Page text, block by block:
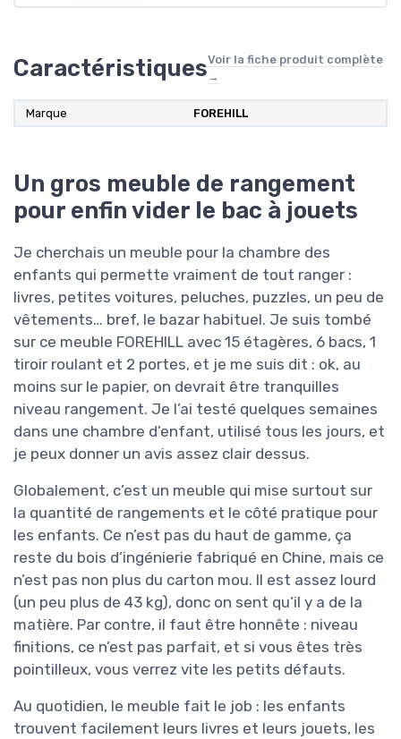
CaractéristiquesVoir la fiche produit complète
→
Marque FOREHILL
Un gros meuble de rangement
pour enfin vider le bac à jouets
Je cherchais un meuble pour la chambre des
enfants qui permette vraiment de tout ranger :
livres, petites voitures, peluches, puzzles, un peu de
vêtements… bref, le bazar habituel. Je suis tombé
sur ce meuble FOREHILL avec 15 étagères, 6 bacs, 1
tiroir roulant et 2 portes, et je me suis dit : ok, au
moins sur le papier, on devrait être tranquilles
niveau rangement. Je l’ai testé quelques semaines
dans une chambre d’enfant, utilisé tous les jours, et
je peux donner un avis assez clair dessus.
Globalement, c’est un meuble qui mise surtout sur
la quantité de rangements et le côté pratique pour
les enfants. Ce n’est pas du haut de gamme, ça
reste du bois d’ingénierie fabriqué en Chine, mais ce
n’est pas non plus du carton mou. Il est assez lourd
(un peu plus de 43 kg), donc on sent qu’il y a de la
matière. Par contre, il faut être honnête : niveau
finitions, ce n’est pas parfait, et si vous êtes très
pointilleux, vous verrez vite les petits défauts.
Au quotidien, le meuble fait le job : les enfants
trouvent facilement leurs livres et leurs jouets, les